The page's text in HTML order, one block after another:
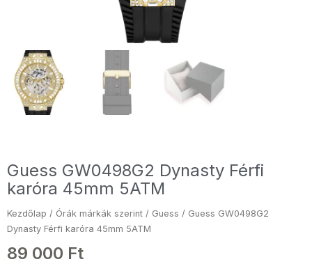
Guess GW0498G2 Dynasty Férfi
karóra 45mm 5ATM
Kezdőlap / Órák márkák szerint / Guess / Guess GW0498G2
Dynasty Férfi karóra 45mm 5ATM
89 000 Ft